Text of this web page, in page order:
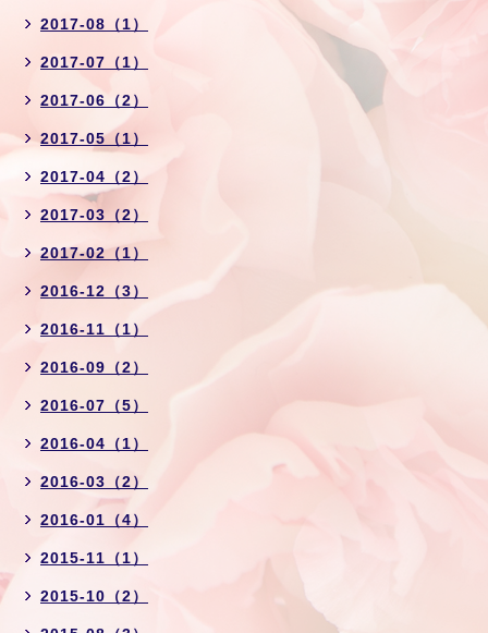
2017-08（1）
2017-07（1）
2017-06（2）
2017-05（1）
2017-04（2）
2017-03（2）
2017-02（1）
2016-12（3）
2016-11（1）
2016-09（2）
2016-07（5）
2016-04（1）
2016-03（2）
2016-01（4）
2015-11（1）
2015-10（2）